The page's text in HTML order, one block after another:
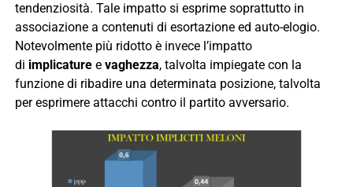
tendenziosità. Tale impatto si esprime soprattutto in
associazione a contenuti di esortazione ed auto-elogio.
Notevolmente più ridotto è invece l’impatto
di implicaturee vaghezza, talvolta impiegate con la
funzione di ribadire una determinata posizione, talvolta
per esprimere attacchi contro il partito avversario.